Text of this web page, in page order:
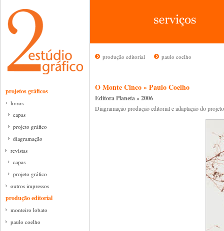
projetos gráficos
livros
capas
projeto gráfico
diagramação
revistas
capas
projeto gráfico
outros impressos
produção editorial
monteiro lobato
paulo coelho
produção editorial paulo coelho
O Monte Cinco » Paulo Coelho
Editora Planeta » 2006
Diagramação produção editorial e adaptação do projeto